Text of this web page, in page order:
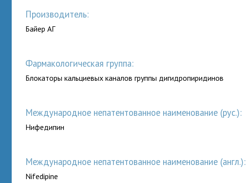
Производитель:
Байер АГ
Фармакологическая группа:
Блокаторы кальциевых каналов группы дигидропиридинов
Международное непатентованное наименование (рус.):
Нифедипин
Международное непатентованное наименование (англ.):
Nifedipine